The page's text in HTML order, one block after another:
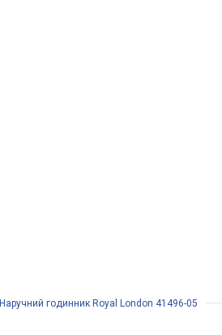
Наручний годинник Royal London 41496-05